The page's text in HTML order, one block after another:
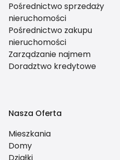
Pośrednictwo sprzedaży
nieruchomości
Pośrednictwo zakupu
nieruchomości
Zarządzanie najmem
Doradztwo kredytowe
Nasza Oferta
Mieszkania
Domy